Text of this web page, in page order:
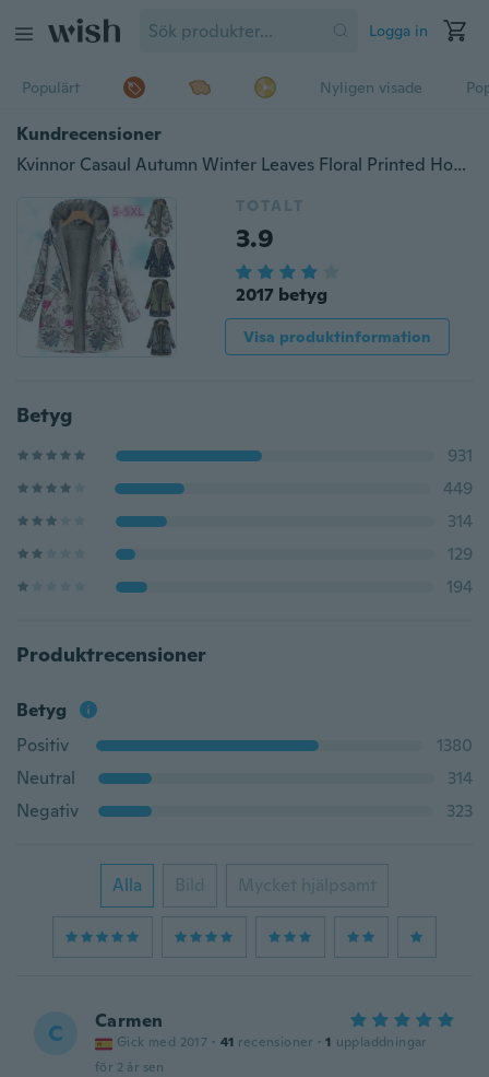
Logga in
Populärt Nyligen visade
Kundrecensioner
Kvinnor Casaul Autumn Winter Leaves Floral Printed Hooded Jacket Långärmad tunn fluffig päls Fleece dragkedja rock Outwear
TOTALT
3.9
2017 betyg
Visa produktinformation
Betyg
931
449
314
129
194
Produktrecensioner
Betyg
Positiv
1380
Neutral
314
Negativ
323
Alla Bild Mycket hjälpsamt
C Carmen
Gick med 2017 · 41 recensioner · 1 uppladdningar
för 2 år sen